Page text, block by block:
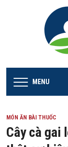
MENU
MÓN ĂN BÀI THUỐC
Cây cà gai